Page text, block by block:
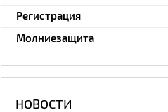
Регистрация
Молниезащита
НОВОСТИ